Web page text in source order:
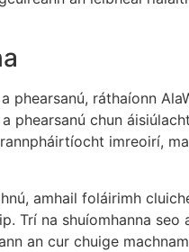
phearsanú, ráthaíonn
phearsanú chun
imreoirí,
amhail foláirimh
Trí na shuíomhanna
an cur chuige